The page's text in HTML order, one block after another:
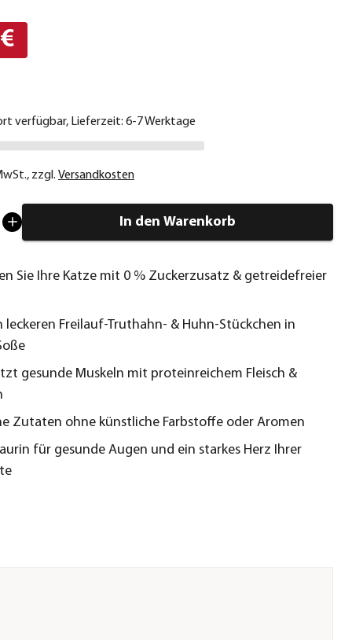
verfügbar, Lieferzeit: 6-7 Werktage
, zzgl. Versandkosten
In den Warenkorb
Sie Ihre Katze mit 0 % Zuckerzusatz & getreidefreier
leckeren Freilauf-Truthahn- & Huhn-Stückchen in
gesunde Muskeln mit proteinreichem Fleisch &
Zutaten ohne künstliche Farbstoffe oder Aromen
für gesunde Augen und ein starkes Herz Ihrer